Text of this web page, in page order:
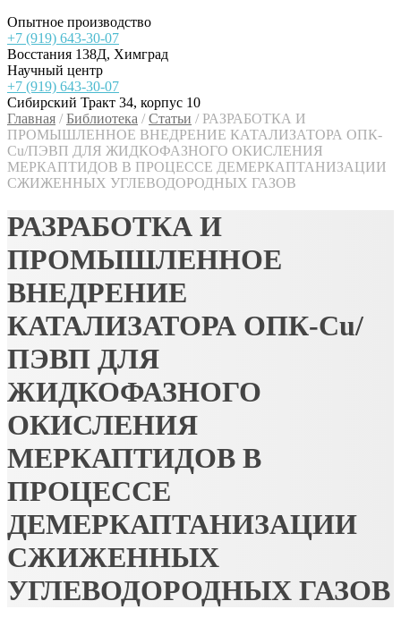
Опытное производство
+7 (919) 643-30-07
Восстания 138Д, Химград
Научный центр
+7 (919) 643-30-07
Сибирский Тракт 34, корпус 10
Главная / Библиотека / Статьи /РАЗРАБОТКА И
ПРОМЫШЛЕННОЕ ВНЕДРЕНИЕ КАТАЛИЗАТОРА ОПК-
Cu/ПЭВП ДЛЯ ЖИДКОФАЗНОГО ОКИСЛЕНИЯ
МЕРКАПТИДОВ В ПРОЦЕССЕ ДЕМЕРКАПТАНИЗАЦИИ
СЖИЖЕННЫХ УГЛЕВОДОРОДНЫХ ГАЗОВ
РАЗРАБОТКА И
ПРОМЫШЛЕННОЕ
ВНЕДРЕНИЕ
КАТАЛИЗАТОРА ОПК-Cu/
ПЭВП ДЛЯ
ЖИДКОФАЗНОГО
ОКИСЛЕНИЯ
МЕРКАПТИДОВ В
ПРОЦЕССЕ
ДЕМЕРКАПТАНИЗАЦИИ
СЖИЖЕННЫХ
УГЛЕВОДОРОДНЫХ ГАЗОВ